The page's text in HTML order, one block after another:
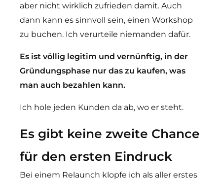
aber nicht wirklich zufrieden damit. Auch
dann kann es sinnvoll sein, einen Workshop
zu buchen. Ich verurteile niemanden dafür.
Es ist völlig legitim und vernünftig, in der
Gründungsphase nur das zu kaufen, was
man auch bezahlen kann.
Ich hole jeden Kunden da ab, wo er steht.
Es gibt keine zweite Chance
für den ersten Eindruck
Bei einem Relaunch klopfe ich als aller erstes